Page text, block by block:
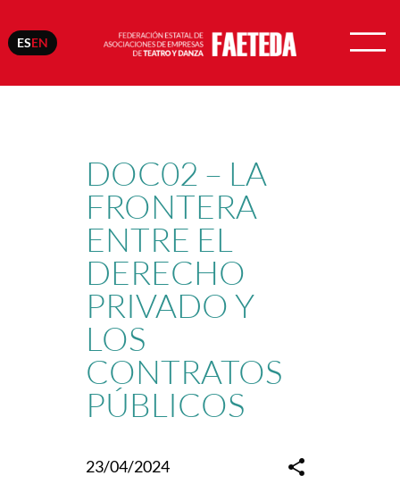
ESEN
Skip
DOC02 – LA
FRONTERA
ENTRE EL
DERECHO
PRIVADO Y
LOS
CONTRATOS
PÚBLICOS
23/04/2024